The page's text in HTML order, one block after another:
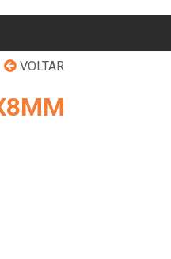
VOLTAR